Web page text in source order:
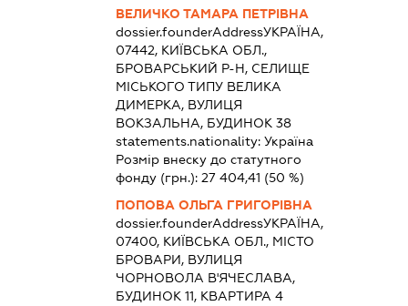
ВЕЛИЧКО ТАМАРА ПЕТРІВНА
dossier.founderAddressУКРАЇНА,
07442, КИЇВСЬКА ОБЛ.,
БРОВАРСЬКИЙ Р-Н, СЕЛИЩЕ
МІСЬКОГО ТИПУ ВЕЛИКА
ДИМЕРКА, ВУЛИЦЯ
ВОКЗАЛЬНА, БУДИНОК 38
statements.nationality:Україна
Розмір внеску до статутного
фонду (грн.):27 404,41 (50 %)
ПОПОВА ОЛЬГА ГРИГОРІВНА
dossier.founderAddressУКРАЇНА,
07400, КИЇВСЬКА ОБЛ., МІСТО
БРОВАРИ, ВУЛИЦЯ
ЧОРНОВОЛА В'ЯЧЕСЛАВА,
БУДИНОК 11, КВАРТИРА 4